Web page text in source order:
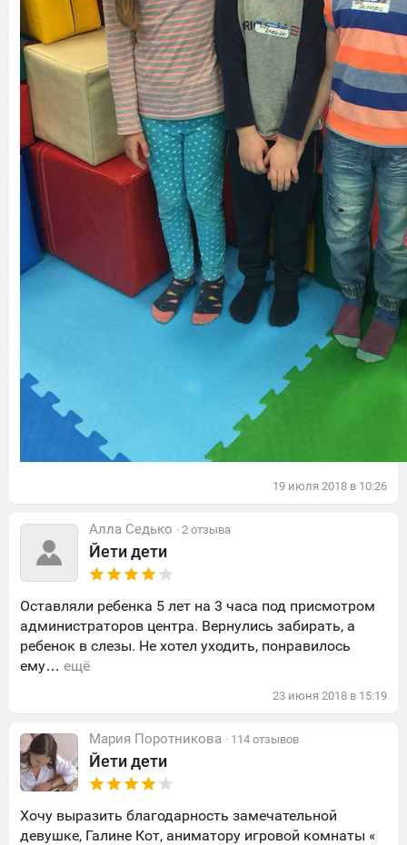
19 июля 2018 в 10:26
Алла Седько · 2 отзыва
Йети дети
Оставляли ребенка 5 лет на 3 часа под присмотром
администраторов центра. Вернулись забирать, а
ребенок в слезы. Не хотел уходить, понравилось
ему… ещё
23 июня 2018 в 15:19
Мария Поротникова · 114 отзывов
Йети дети
Хочу выразить благодарность замечательной
девушке, Галине Кот, аниматору игровой комнаты «